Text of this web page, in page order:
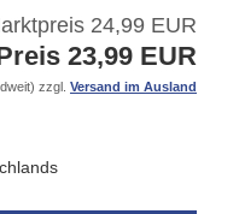
24,99 EUR
23,99 EUR
zzgl. Versand im Ausland